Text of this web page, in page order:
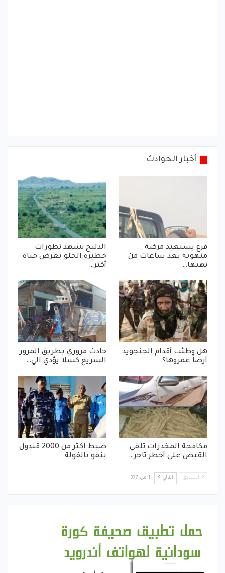
أخبار الحوادث
فزع يستعيد مركبة
منهوبة بعد ساعات من
نهبها…
الدلنج تشهد تطورات
خطيرة:الحلو يعرض حياة
أكثر…
هل وطئت أقدام الجنجويد
أرضاً عمروها؟
حادث مروري بطريق المرور
السريع كسلا يؤدي الي…
مكافحة المخدرات تلقي
القبض على أخطر تاجر…
ضبط اكثر من 2000 قندول
بنقو بالفولة
السابق التالي 1 من 377